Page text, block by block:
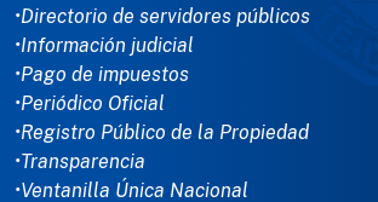
•Directorio de servidores públicos
•Información judicial
•Pago de impuestos
•Periódico Oficial
•Registro Público de la Propiedad
•Transparencia
•Ventanilla Única Nacional